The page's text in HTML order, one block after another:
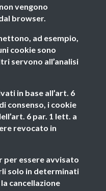
vengono
browser.
ad esempio,
cookie sono
servono all’analisi
in base all’art. 6
consenso, i cookie
6 par. 1 lett. a
revocato in
per essere avvisato
solo in determinati
cancellazione